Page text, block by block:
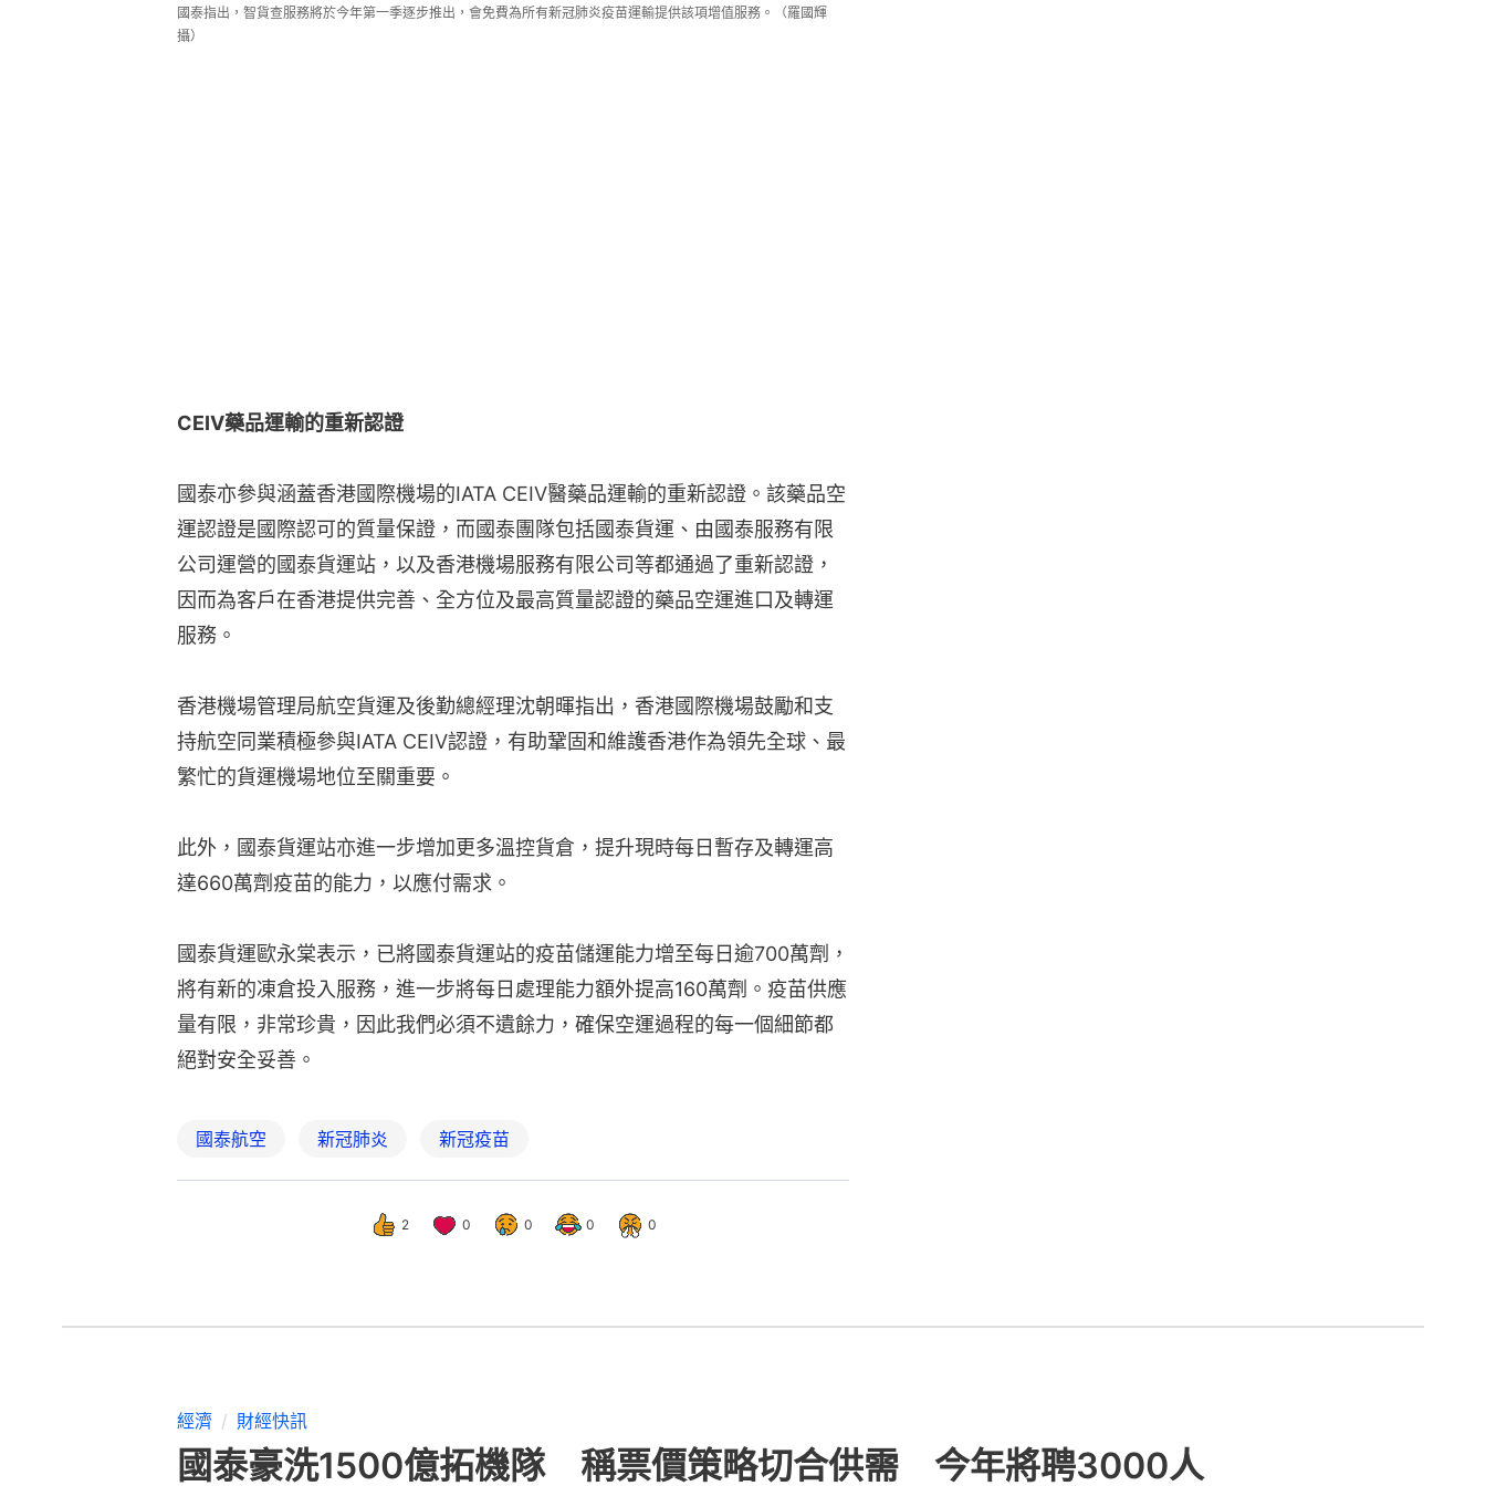
國泰指出，智貨查服務將於今年第一季逐步推出，會免費為所有新冠肺炎疫苗運輸提供該項增值服務。（羅國輝
攝）
CEIV藥品運輸的重新認證
國泰亦參與涵蓋香港國際機場的IATA CEIV醫藥品運輸的重新認證。該藥品空
運認證是國際認可的質量保證，而國泰團隊包括國泰貨運、由國泰服務有限
公司運營的國泰貨運站，以及香港機場服務有限公司等都通過了重新認證，
因而為客戶在香港提供完善、全方位及最高質量認證的藥品空運進口及轉運
服務。
香港機場管理局航空貨運及後勤總經理沈朝暉指出，香港國際機場鼓勵和支
持航空同業積極參與IATA CEIV認證，有助鞏固和維護香港作為領先全球、最
繁忙的貨運機場地位至關重要。
此外，國泰貨運站亦進一步增加更多溫控貨倉，提升現時每日暫存及轉運高
達660萬劑疫苗的能力，以應付需求。
國泰貨運歐永棠表示，已將國泰貨運站的疫苗儲運能力增至每日逾700萬劑，
將有新的凍倉投入服務，進一步將每日處理能力額外提高160萬劑。疫苗供應
量有限，非常珍貴，因此我們必須不遺餘力，確保空運過程的每一個細節都
絕對安全妥善。
國泰航空 新冠肺炎 新冠疫苗
2 0 0 0 0
經濟 財經快訊
國泰豪洗1500億拓機隊 稱票價策略切合供需 今年將聘3000人